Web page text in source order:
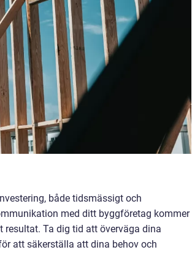
både tidsmässigt och
med ditt byggföretag kommer
Ta dig tid att överväga dina
att säkerställa att dina behov och